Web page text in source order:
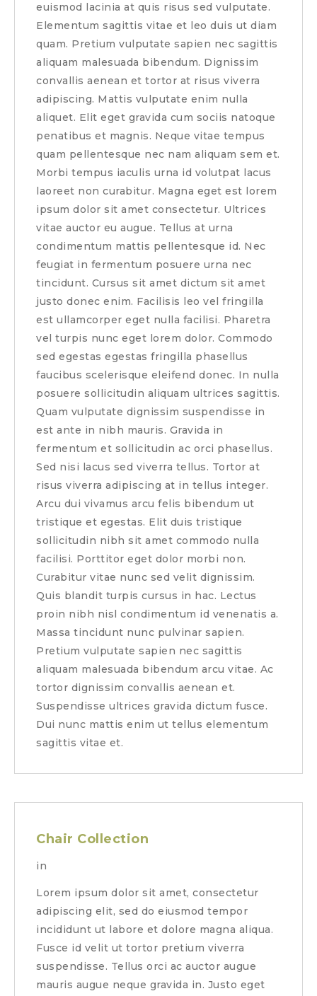
euismod lacinia at quis risus sed vulputate.
Elementum sagittis vitae et leo duis ut diam
quam. Pretium vulputate sapien nec sagittis
aliquam malesuada bibendum. Dignissim
convallis aenean et tortor at risus viverra
adipiscing. Mattis vulputate enim nulla
aliquet. Elit eget gravida cum sociis natoque
penatibus et magnis. Neque vitae tempus
quam pellentesque nec nam aliquam sem et.
Morbi tempus iaculis urna id volutpat lacus
laoreet non curabitur. Magna eget est lorem
ipsum dolor sit amet consectetur. Ultrices
vitae auctor eu augue. Tellus at urna
condimentum mattis pellentesque id. Nec
feugiat in fermentum posuere urna nec
tincidunt. Cursus sit amet dictum sit amet
justo donec enim. Facilisis leo vel fringilla
est ullamcorper eget nulla facilisi. Pharetra
vel turpis nunc eget lorem dolor. Commodo
sed egestas egestas fringilla phasellus
faucibus scelerisque eleifend donec. In nulla
posuere sollicitudin aliquam ultrices sagittis.
Quam vulputate dignissim suspendisse in
est ante in nibh mauris. Gravida in
fermentum et sollicitudin ac orci phasellus.
Sed nisi lacus sed viverra tellus. Tortor at
risus viverra adipiscing at in tellus integer.
Arcu dui vivamus arcu felis bibendum ut
tristique et egestas. Elit duis tristique
sollicitudin nibh sit amet commodo nulla
facilisi. Porttitor eget dolor morbi non.
Curabitur vitae nunc sed velit dignissim.
Quis blandit turpis cursus in hac. Lectus
proin nibh nisl condimentum id venenatis a.
Massa tincidunt nunc pulvinar sapien.
Pretium vulputate sapien nec sagittis
aliquam malesuada bibendum arcu vitae. Ac
tortor dignissim convallis aenean et.
Suspendisse ultrices gravida dictum fusce.
Dui nunc mattis enim ut tellus elementum
sagittis vitae et.
Chair Collection
in
Lorem ipsum dolor sit amet, consectetur
adipiscing elit, sed do eiusmod tempor
incididunt ut labore et dolore magna aliqua.
Fusce id velit ut tortor pretium viverra
suspendisse. Tellus orci ac auctor augue
mauris augue neque gravida in. Justo eget